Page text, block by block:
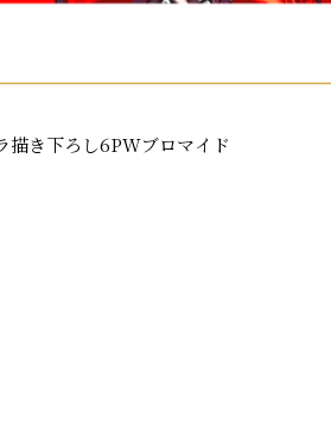
描き下ろし6PWブロマイド